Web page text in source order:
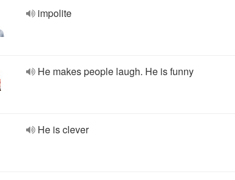
impolite
He makes people laugh. He is funny
He is clever